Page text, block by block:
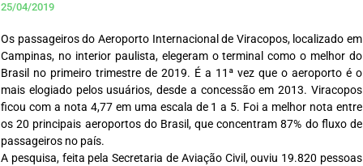
25/04/2019
Os passageiros do Aeroporto Internacional de Viracopos, localizado em
Campinas, no interior paulista, elegeram o terminal como o melhor do
Brasil no primeiro trimestre de 2019. É a 11ª vez que o aeroporto é o
mais elogiado pelos usuários, desde a concessão em 2013. Viracopos
ficou com a nota 4,77 em uma escala de 1 a 5. Foi a melhor nota entre
os 20 principais aeroportos do Brasil, que concentram 87% do fluxo de
passageiros no país.
A pesquisa, feita pela Secretaria de Aviação Civil, ouviu 19.820 pessoas